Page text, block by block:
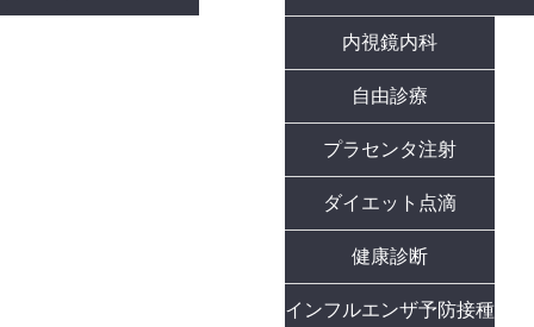
内視鏡内科
自由診療
プラセンタ注射
ダイエット点滴
健康診断
インフルエンザ予防接種